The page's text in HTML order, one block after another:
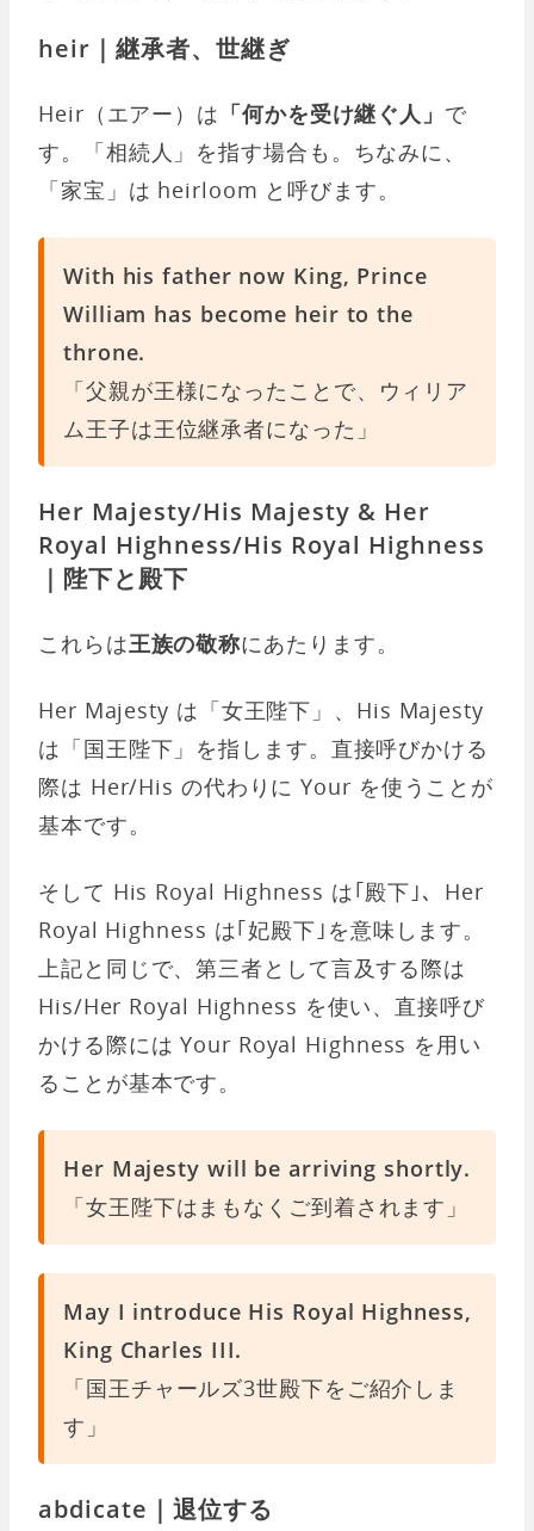
heir｜継承者、世継ぎ
Heir（エアー）は 「何かを受け継ぐ人」 で
す。「相続人」を指す場合も。ちなみに、
「家宝」は heirloom と呼びます。
With his father now King, Prince
William has become heir to the
throne.
「父親が王様になったことで、ウィリア
ム王子は王位継承者になった」
Her Majesty/His Majesty & Her
Royal Highness/His Royal Highness
｜陛下と殿下
これらは王族の敬称にあたります。
Her Majesty は「女王陛下」、His Majesty
は「国王陛下」を指します。直接呼びかける
際は Her/His の代わりに Your を使うことが
基本です。
そして His Royal Highness は｢殿下｣、Her
Royal Highness は｢妃殿下｣を意味します。
上記と同じで、第三者として言及する際は
His/Her Royal Highness を使い、直接呼び
かける際には Your Royal Highness を用い
ることが基本です。
Her Majesty will be arriving shortly.
「女王陛下はまもなくご到着されます」
May I introduce His Royal Highness,
King Charles III.
「国王チャールズ3世殿下をご紹介しま
す」
abdicate｜退位する